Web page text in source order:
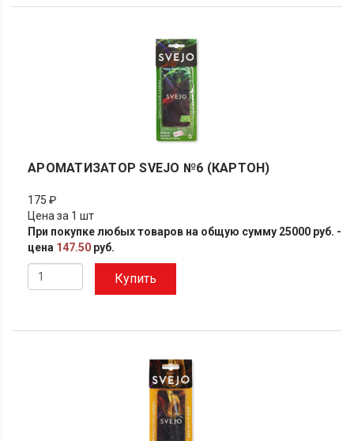
АРОМАТИЗАТОР SVEJO №6 (КАРТОН)
175 ₽
Цена за 1 шт
При покупке любых товаров на общую сумму 25000 руб. -
цена 147.50 руб.
Купить